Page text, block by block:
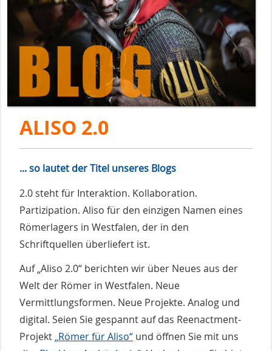
ALISO 2.0
... so lautet der Titel unseres Blogs
2.0 steht für Interaktion. Kollaboration.
Partizipation. Aliso für den einzigen Namen eines
Römerlagers in Westfalen, der in den
Schriftquellen überliefert ist.
Auf „Aliso 2.0“ berichten wir über Neues aus der
Welt der Römer in Westfalen. Neue
Vermittlungsformen. Neue Projekte. Analog und
digital. Seien Sie gespannt auf das Reenactment-
Projekt „Römer für Aliso“ und öffnen Sie mit uns